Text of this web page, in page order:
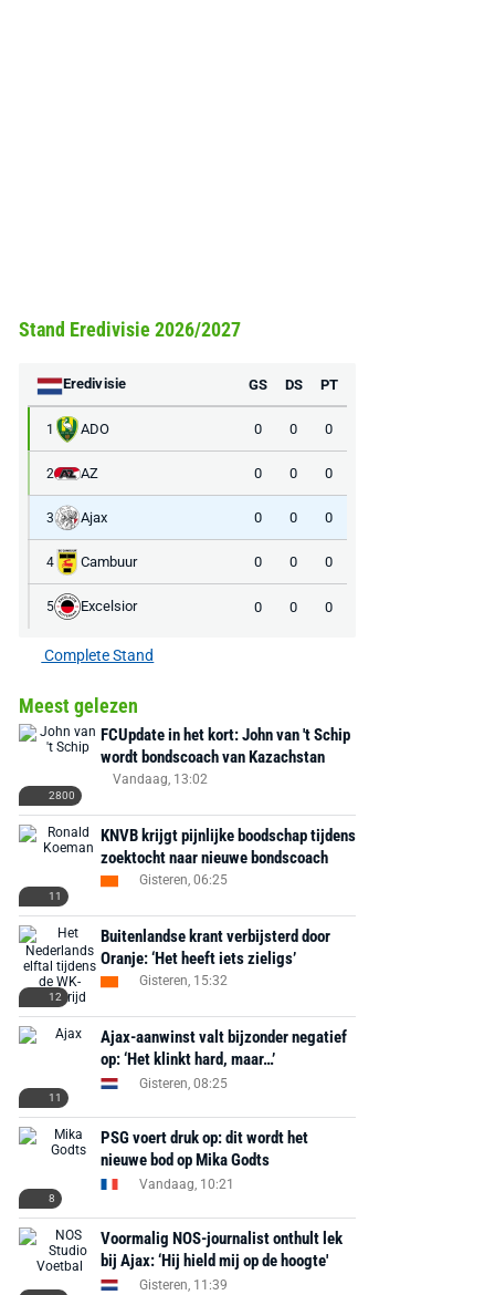
Stand Eredivisie 2026/2027
Eredivisie GS DS PT
1 ADO 0 0 0
2 AZ 0 0 0
3 Ajax 0 0 0
4 Cambuur 0 0 0
5 Excelsior 0 0 0
Complete Stand
Meest gelezen
2800
FCUpdate in het kort: John van 't Schip
wordt bondscoach van Kazachstan
Vandaag, 13:02
11
KNVB krijgt pijnlijke boodschap tijdens
zoektocht naar nieuwe bondscoach
Gisteren, 06:25
12
Buitenlandse krant verbijsterd door
Oranje: ‘Het heeft iets zieligs’
Gisteren, 15:32
11
Ajax-aanwinst valt bijzonder negatief
op: ‘Het klinkt hard, maar…’
Gisteren, 08:25
8
PSG voert druk op: dit wordt het
nieuwe bod op Mika Godts
Vandaag, 10:21
Voormalig NOS-journalist onthult lek
bij Ajax: ‘Hij hield mij op de hoogte'
Gisteren, 11:39